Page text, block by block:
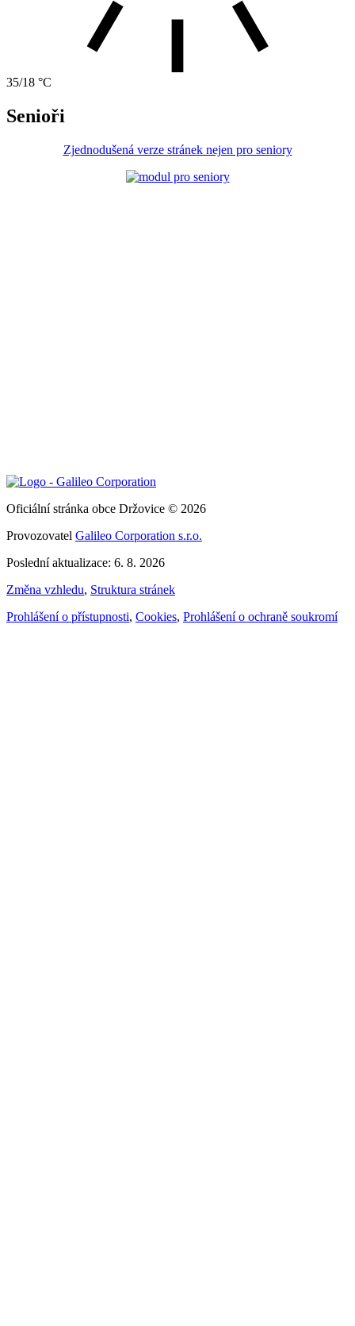
35/18 °C
Senioři
Zjednodušená verze stránek nejen pro seniory
Oficiální stránka obce Držovice © 2026
Provozovatel Galileo Corporation s.r.o.
Poslední aktualizace: 6. 8. 2026
Změna vzhledu, Struktura stránek
Prohlášení o přístupnosti, Cookies, Prohlášení o ochraně soukromí